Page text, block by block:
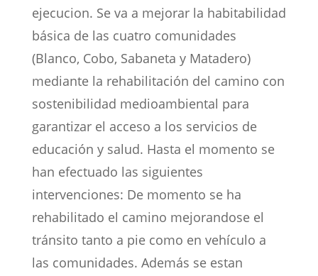
ejecucion. Se va a mejorar la habitabilidad
básica de las cuatro comunidades
(Blanco, Cobo, Sabaneta y Matadero)
mediante la rehabilitación del camino con
sostenibilidad medioambiental para
garantizar el acceso a los servicios de
educación y salud. Hasta el momento se
han efectuado las siguientes
intervenciones: De momento se ha
rehabilitado el camino mejorandose el
tránsito tanto a pie como en vehículo a
las comunidades. Además se estan